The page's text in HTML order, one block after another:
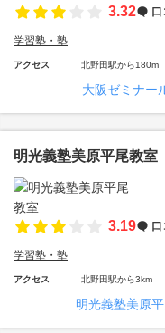
3.32 口
学習塾・塾
アクセス 北野田駅から180m
大阪ゼミナー
明光義塾美原平尾教室
3.19 口
学習塾・塾
アクセス 北野田駅から3km
明光義塾美原